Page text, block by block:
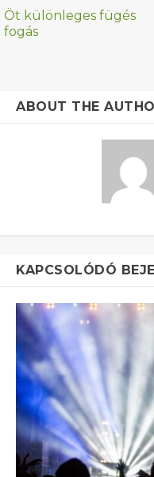
Öt különleges fügés
fogás
ABOUT THE
KAPCSOLÓDÓ